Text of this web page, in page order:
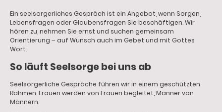
Ein seelsorgerliches Gespräch ist ein Angebot, wenn Sorgen,
Lebensfragen oder Glaubensfragen Sie beschäftigen. Wir
hören zu, nehmen Sie ernst und suchen gemeinsam
Orientierung – auf Wunsch auch im Gebet und mit Gottes
Wort.
So läuft Seelsorge bei uns ab
Seelsorgerliche Gespräche führen wir in einem geschützten
Rahmen. Frauen werden von Frauen begleitet, Männer von
Männern.